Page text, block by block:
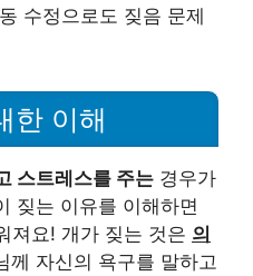
수정으로도 짖음 문제
한 이해
스트레스를 주는 경우가
짖는 이유를 이해하면
져요! 개가 짖는 것은 의
께 자신의 욕구를 말하고